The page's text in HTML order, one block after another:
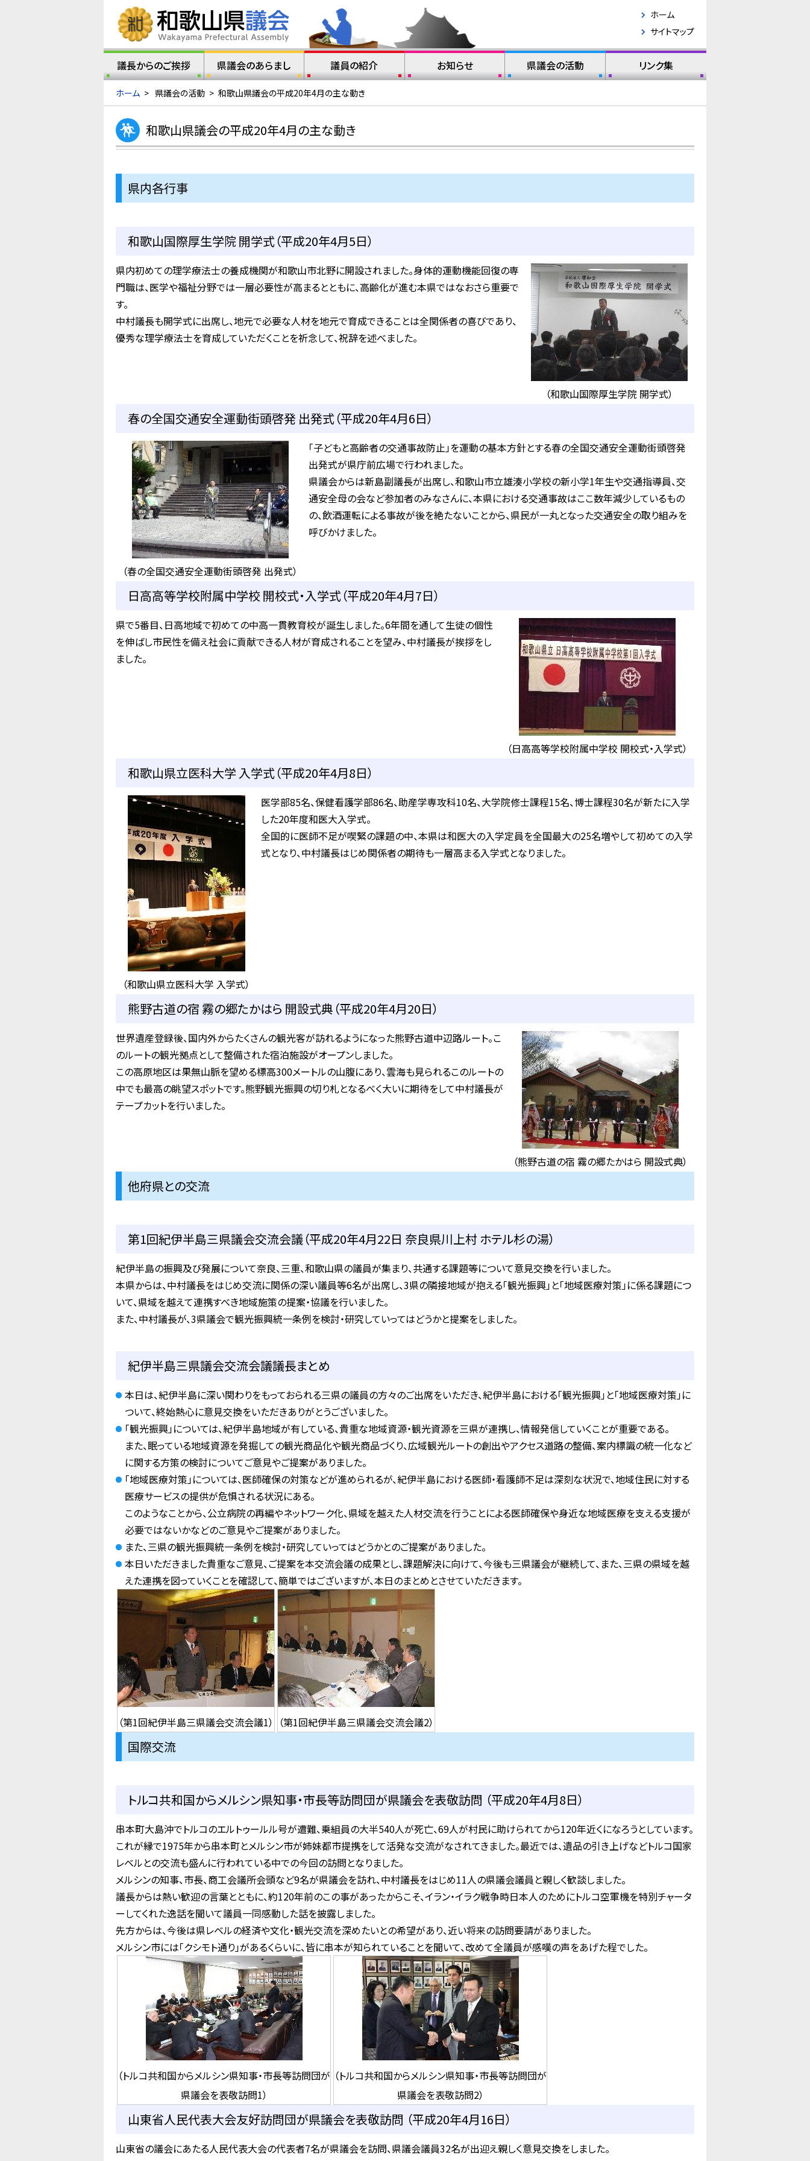
ホーム
サイトマップ
議長からのご挨拶 県議会のあらまし 議員の紹介 お知らせ 県議会の活動 リンク集
ホーム > 県議会の活動 > 和歌山県議会の平成20年4月の主な動き
和歌山県議会の平成20年4月の主な動き
県内各行事
和歌山国際厚生学院 開学式（平成20年4月5日）
（和歌山国際厚生学院 開学式）
県内初めての理学療法士の養成機関が和歌山市北野に開設されました。身体的運動機能回復の専
門職は、医学や福祉分野では一層必要性が高まるとともに、高齢化が進む本県ではなおさら重要で
す。
中村議長も開学式に出席し、地元で必要な人材を地元で育成できることは全関係者の喜びであり、
優秀な理学療法士を育成していただくことを祈念して、祝辞を述べました。
春の全国交通安全運動街頭啓発 出発式（平成20年4月6日）
（春の全国交通安全運動街頭啓発 出発式）
「子どもと高齢者の交通事故防止」を運動の基本方針とする春の全国交通安全運動街頭啓発
出発式が県庁前広場で行われました。
県議会からは新島副議長が出席し、和歌山市立雄湊小学校の新小学1年生や交通指導員、交
通安全母の会など参加者のみなさんに、本県における交通事故はここ数年減少しているもの
の、飲酒運転による事故が後を絶たないことから、県民が一丸となった交通安全の取り組みを
呼びかけました。
日高高等学校附属中学校 開校式・入学式（平成20年4月7日）
（日高高等学校附属中学校 開校式・入学式）
県で5番目、日高地域で初めての中高一貫教育校が誕生しました。6年間を通して生徒の個性
を伸ばし市民性を備え社会に貢献できる人材が育成されることを望み、中村議長が挨拶をし
ました。
和歌山県立医科大学 入学式（平成20年4月8日）
（和歌山県立医科大学 入学式）
医学部85名、保健看護学部86名、助産学専攻科10名、大学院修士課程15名、博士課程30名が新たに入学
した20年度和医大入学式。
全国的に医師不足が喫緊の課題の中、本県は和医大の入学定員を全国最大の25名増やして初めての入学
式となり、中村議長はじめ関係者の期待も一層高まる入学式となりました。
熊野古道の宿 霧の郷たかはら 開設式典（平成20年4月20日）
（熊野古道の宿 霧の郷たかはら 開設式典）
世界遺産登録後、国内外からたくさんの観光客が訪れるようになった熊野古道中辺路ルート。こ
のルートの観光拠点として整備された宿泊施設がオープンしました。
この高原地区は果無山脈を望める標高300メートルの山腹にあり、雲海も見られるこのルートの
中でも最高の眺望スポットです。熊野観光振興の切り札となるべく大いに期待をして中村議長が
テープカットを行いました。
他府県との交流
第1回紀伊半島三県議会交流会議（平成20年4月22日 奈良県川上村 ホテル杉の湯）
紀伊半島の振興及び発展について奈良、三重、和歌山県の議員が集まり、共通する課題等について意見交換を行いました。
本県からは、中村議長をはじめ交流に関係の深い議員等6名が出席し、3県の隣接地域が抱える「観光振興」と「地域医療対策」に係る課題につ
いて、県域を越えて連携すべき地域施策の提案・協議を行いました。
また、中村議長が、3県議会で観光振興統一条例を検討・研究していってはどうかと提案をしました。
紀伊半島三県議会交流会議議長まとめ
本日は、紀伊半島に深い関わりをもっておられる三県の議員の方々のご出席をいただき、紀伊半島における「観光振興」と「地域医療対策」に
ついて、終始熱心に意見交換をいただきありがとうございました。
「観光振興」については、紀伊半島地域が有している、貴重な地域資源・観光資源を三県が連携し、情報発信していくことが重要である。
また、眠っている地域資源を発掘しての観光商品化や観光商品づくり、広域観光ルートの創出やアクセス道路の整備、案内標識の統一化など
に関する方策の検討についてご意見やご提案がありました。
「地域医療対策」については、医師確保の対策などが進められるが、紀伊半島における医師・看護師不足は深刻な状況で、地域住民に対する
医療サービスの提供が危惧される状況にある。
このようなことから、公立病院の再編やネットワーク化、県域を越えた人材交流を行うことによる医師確保や身近な地域医療を支える支援が
必要ではないかなどのご意見やご提案がありました。
また、三県の観光振興統一条例を検討・研究していってはどうかとのご提案がありました。
本日いただきました貴重なご意見、ご提案を本交流会議の成果とし、課題解決に向けて、今後も三県議会が継続して、また、三県の県域を越
えた連携を図っていくことを確認して、簡単ではございますが、本日のまとめとさせていただきます。
（第1回紀伊半島三県議会交流会議1） （第1回紀伊半島三県議会交流会議2）
国際交流
トルコ共和国からメルシン県知事・市長等訪問団が県議会を表敬訪問 （平成20年4月8日）
串本町大島沖でトルコのエルトゥールル号が遭難、乗組員の大半540人が死亡、69人が村民に助けられてから120年近くになろうとしています。
これが縁で1975年から串本町とメルシン市が姉妹都市提携をして活発な交流がなされてきました。最近では、遺品の引き上げなどトルコ国家
レベルとの交流も盛んに行われている中での今回の訪問となりました。
メルシンの知事、市長、商工会議所会頭など9名が県議会を訪れ、中村議長をはじめ11人の県議会議員と親しく歓談しました。
議長からは熱い歓迎の言葉とともに、約120年前のこの事があったからこそ、イラン・イラク戦争時日本人のためにトルコ空軍機を特別チャータ
ーしてくれた逸話を聞いて議員一同感動した話を披露しました。
先方からは、今後は県レベルの経済や文化・観光交流を深めたいとの希望があり、近い将来の訪問要請がありました。
メルシン市には「クシモト通り」があるくらいに、皆に串本が知られていることを聞いて、改めて全議員が感嘆の声をあげた程でした。
（トルコ共和国からメルシン県知事・市長等訪問団が
県議会を表敬訪問1）
（トルコ共和国からメルシン県知事・市長等訪問団が
県議会を表敬訪問2）
山東省人民代表大会友好訪問団が県議会を表敬訪問 （平成20年4月16日）
山東省の議会にあたる人民代表大会の代表者7名が県議会を訪問、県議会議員32名が出迎え親しく意見交換をしました。